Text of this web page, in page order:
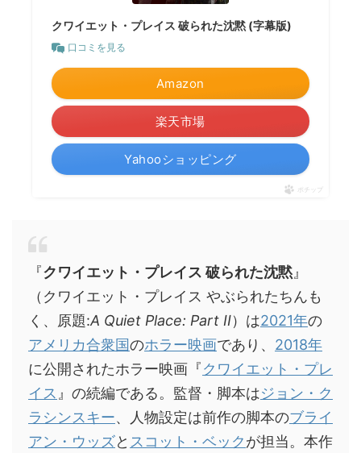
クワイエット・プレイス 破られた沈黙 (字幕版)
口コミを見る
Amazon
楽天市場
Yahooショッピング
ポチップ
『クワイエット・プレイス 破られた沈黙』
（クワイエット・プレイス やぶられたちんも
く、原題:A Quiet Place: Part II）は2021年の
アメリカ合衆国のホラー映画であり、 2018年
に公開されたホラー映画『クワイエット・プレ
イス』の続編である。監督・脚本はジョン・ク
ラシンスキー、人物設定は前作の脚本のブライ
アン・ウッズと スコット・ベックが担当。本作